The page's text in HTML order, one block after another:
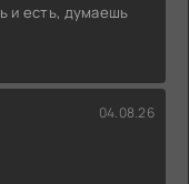
и есть, думаешь
04.08.26